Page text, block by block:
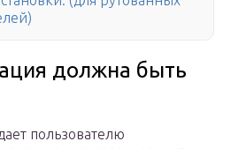
должна быть
пользователю